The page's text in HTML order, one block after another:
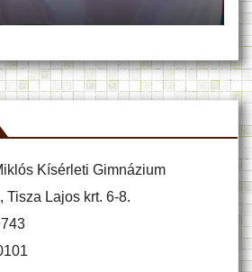
Kísérleti Gimnázium
Tisza Lajos krt. 6-8.